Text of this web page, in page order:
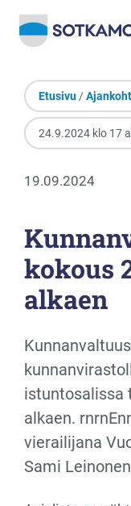
Etusivu /
24.9.2024 klo 17
19.09.2024
kokous
alkaen
istuntosalissa
alkaen.
vierailijana
Sami